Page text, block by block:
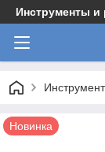
Инструменты и
Новинка